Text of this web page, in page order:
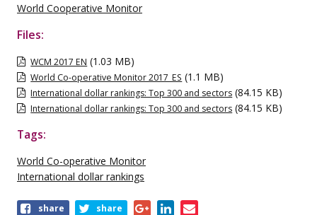
World Cooperative Monitor
Files:
WCM 2017 EN (1.03 MB)
World Co-operative Monitor 2017_ES (1.1 MB)
International dollar rankings: Top 300 and sectors (84.15 KB)
International dollar rankings: Top 300 and sectors (84.15 KB)
Tags:
World Co-operative Monitor
International dollar rankings
Shareshare share